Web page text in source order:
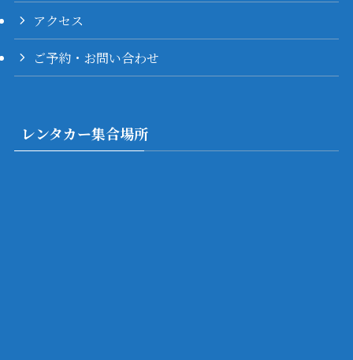
アクセス
ご予約・お問い合わせ
レンタカー集合場所